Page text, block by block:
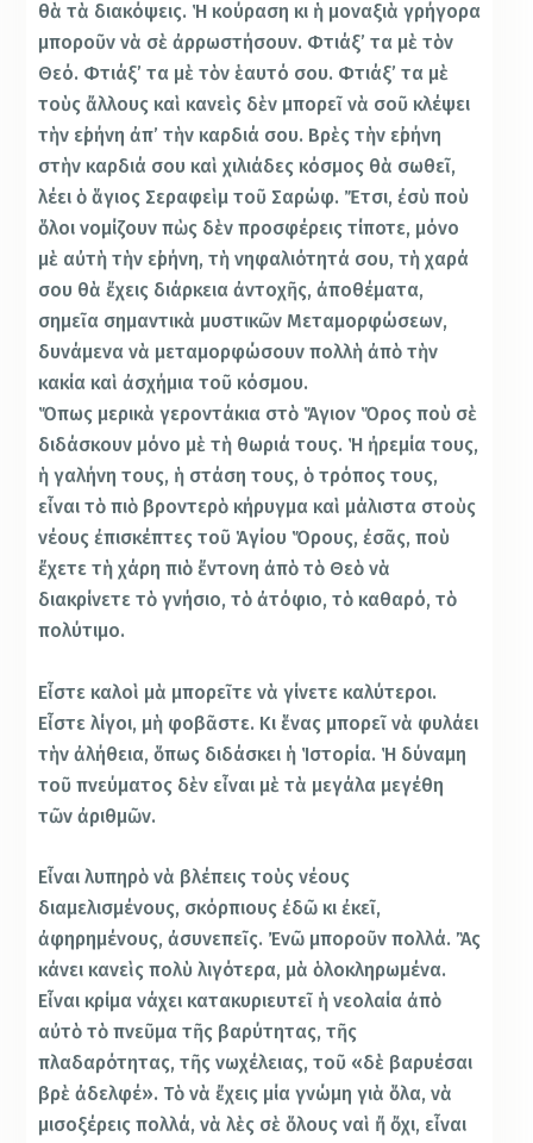
θὰ τὰ διακόψεις. Ἡ κούραση κι ἡ μοναξιὰ γρήγορα
μποροῦν νὰ σὲ ἀρρωστήσουν. Φτιάξ’ τα μὲ τὸν
Θεό. Φτιάξ’ τα μὲ τὸν ἑαυτό σου. Φτιάξ’ τα μὲ
τοὺς ἄλλους καὶ κανεὶς δὲν μπορεῖ νὰ σοῦ κλέψει
τὴν εἰρήνη ἀπ’ τὴν καρδιά σου. Βρὲς τὴν εἰρήνη
στὴν καρδιά σου καὶ χιλιάδες κόσμος θὰ σωθεῖ,
λέει ὁ ἅγιος Σεραφεὶμ τοῦ Σαρώφ. Ἔτσι, ἐσὺ ποὺ
ὅλοι νομίζουν πὼς δὲν προσφέρεις τίποτε, μόνο
μὲ αὐτὴ τὴν εἰρήνη, τὴ νηφαλιότητά σου, τὴ χαρά
σου θὰ ἔχεις διάρκεια ἀντοχῆς, ἀποθέματα,
σημεῖα σημαντικὰ μυστικῶν Μεταμορφώσεων,
δυνάμενα νὰ μεταμορφώσουν πολλὴ ἀπὸ τὴν
κακία καὶ ἀσχήμια τοῦ κόσμου.
Ὅπως μερικὰ γεροντάκια στὸ Ἅγιον Ὅρος ποὺ σὲ
διδάσκουν μόνο μὲ τὴ θωριά τους. Ἡ ἠρεμία τους,
ἡ γαλήνη τους, ἡ στάση τους, ὁ τρόπος τους,
εἶναι τὸ πιὸ βροντερὸ κήρυγμα καὶ μάλιστα στοὺς
νέους ἐπισκέπτες τοῦ Ἁγίου Ὅρους, ἐσᾶς, ποὺ
ἔχετε τὴ χάρη πιὸ ἔντονη ἀπὸ τὸ Θεὸ νὰ
διακρίνετε τὸ γνήσιο, τὸ ἀτόφιο, τὸ καθαρό, τὸ
πολύτιμο.
Εἶστε καλοὶ μὰ μπορεῖτε νὰ γίνετε καλύτεροι.
Εἶστε λίγοι, μὴ φοβᾶστε. Κι ἕνας μπορεῖ νὰ φυλάει
τὴν ἀλήθεια, ὅπως διδάσκει ἡ Ἱστορία. Ἡ δύναμη
τοῦ πνεύματος δὲν εἶναι μὲ τὰ μεγάλα μεγέθη
τῶν ἀριθμῶν.
Εἶναι λυπηρὸ νὰ βλέπεις τοὺς νέους
διαμελισμένους, σκόρπιους ἐδῶ κι ἐκεῖ,
ἀφηρημένους, ἀσυνεπεῖς. Ἐνῶ μποροῦν πολλά. Ἂς
κάνει κανεὶς πολὺ λιγότερα, μὰ ὁλοκληρωμένα.
Εἶναι κρίμα νάχει κατακυριευτεῖ ἡ νεολαία ἀπὸ
αὐτὸ τὸ πνεῦμα τῆς βαρύτητας, τῆς
πλαδαρότητας, τῆς νωχέλειας, τοῦ «δὲ βαρυέσαι
βρὲ ἀδελφέ». Τὸ νὰ ἔχεις μία γνώμη γιὰ ὅλα, νὰ
μισοξέρεις πολλά, νὰ λὲς σὲ ὅλους ναὶ ἤ ὄχι, εἶναι